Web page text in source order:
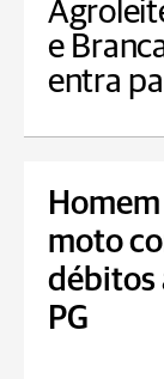
e
entra
moto
débitos
PG